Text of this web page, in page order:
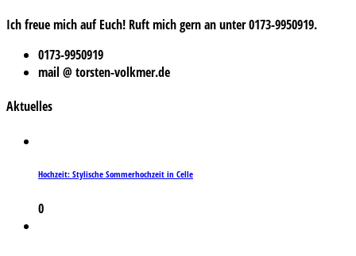
Ich freue mich auf Euch! Ruft mich gern an unter 0173-9950919.
0173-9950919
mail @ torsten-volkmer.de
Aktuelles
Hochzeit: Stylische Sommerhochzeit in Celle
0